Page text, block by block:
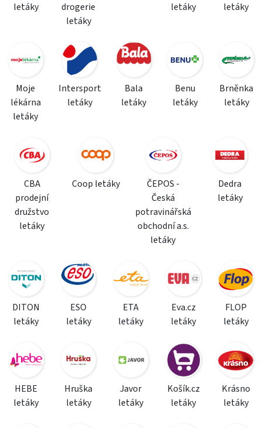
letáky
drogerie
letáky
letáky
letáky
Moje
lékárna
letáky
Intersport
letáky
Bala
letáky
Benu
letáky
Brněnka
letáky
CBA
prodejní
družstvo
letáky
Coop letáky
ČEPOS -
Česká
potravinářská
obchodní a.s.
letáky
Dedra
letáky
DITON
letáky
ESO
letáky
ETA
letáky
Eva.cz
letáky
FLOP
letáky
HEBE
letáky
Hruška
letáky
Javor
letáky
Košík.cz
letáky
Krásno
letáky